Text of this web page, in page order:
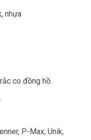
nhựa
co đồng hồ.
P-Max, Unik,